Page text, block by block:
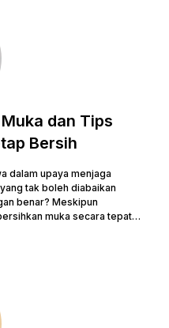
hidup yang lebih sehat
meniruskan pipi. Tentu
dan Tips
Bersih
dalam upaya menjaga
tak boleh diabaikan
benar? Meskipun
muka secara tepat
kulit tetap sehat dan
produk perawatan kulit
pembersih yang
makeup dan